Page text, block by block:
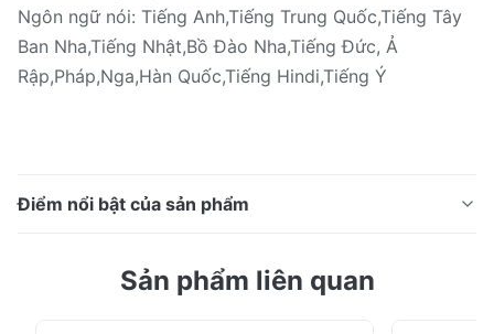
Ngôn ngữ nói: Tiếng Anh,Tiếng Trung Quốc,Tiếng Tây
Ban Nha,Tiếng Nhật,Bồ Đào Nha,Tiếng Đức, Ả
Rập,Pháp,Nga,Hàn Quốc,Tiếng Hindi,Tiếng Ý
Điểm nổi bật của sản phẩm
TPU Hot Melt Adhesive Film Mô tả Sản phẩm này là
Sản phẩm liên quan